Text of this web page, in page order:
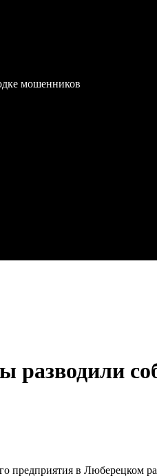
мошенников
предприятия в Люберецком